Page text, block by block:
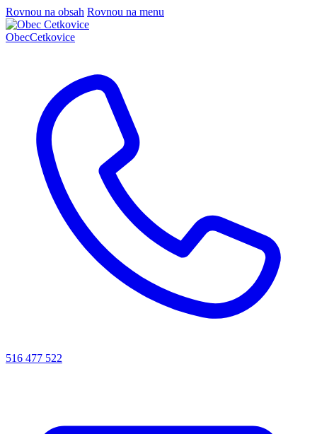
Rovnou na obsah Rovnou na menu
ObecCetkovice
516 477 522